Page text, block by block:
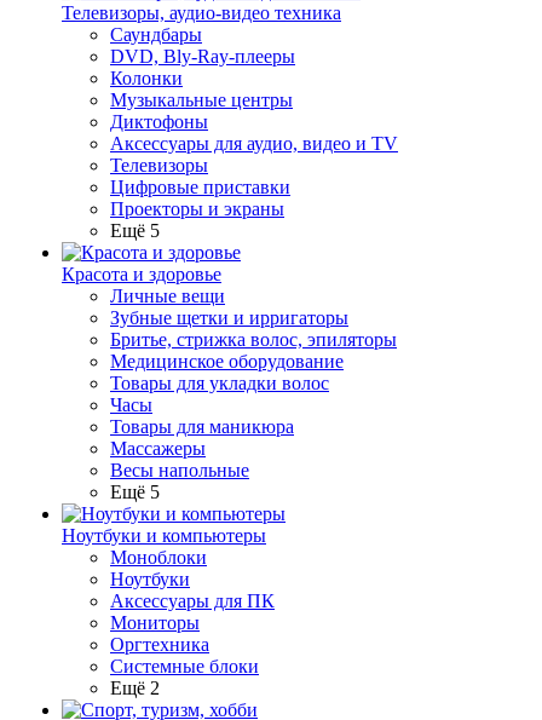
Телевизоры, аудио-видео техника
Саундбары
DVD, Bly-Ray-плееры
Колонки
Музыкальные центры
Диктофоны
Аксессуары для аудио, видео и TV
Телевизоры
Цифровые приставки
Проекторы и экраны
Ещё 5
Красота и здоровье
Личные вещи
Зубные щетки и ирригаторы
Бритье, стрижка волос, эпиляторы
Медицинское оборудование
Товары для укладки волос
Часы
Товары для маникюра
Массажеры
Весы напольные
Ещё 5
Ноутбуки и компьютеры
Моноблоки
Ноутбуки
Аксессуары для ПК
Мониторы
Оргтехника
Системные блоки
Ещё 2